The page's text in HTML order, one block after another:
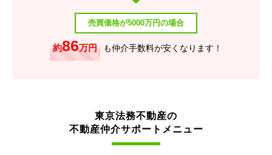
売買価格が5000万円の場合
約86万円 も仲介手数料が安くなります！
東京法務不動産の
不動産仲介サポートメニュー